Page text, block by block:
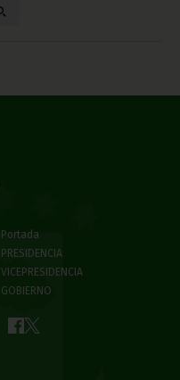
Portada
PRESIDENCIA
VICEPRESIDENCIA
GOBIERNO